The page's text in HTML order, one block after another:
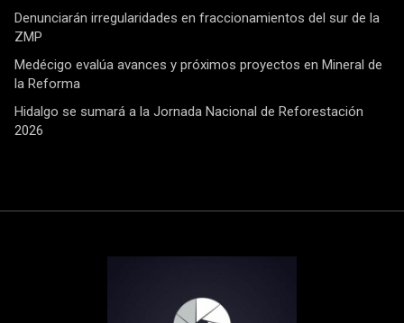
Denunciarán irregularidades en fraccionamientos del sur de la
ZMP
Medécigo evalúa avances y próximos proyectos en Mineral de
la Reforma
Hidalgo se sumará a la Jornada Nacional de Reforestación
2026